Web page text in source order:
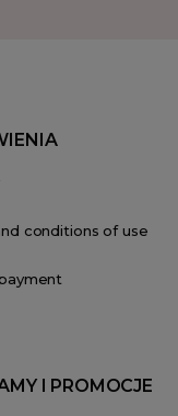
conditions of use
I PROMOCJE